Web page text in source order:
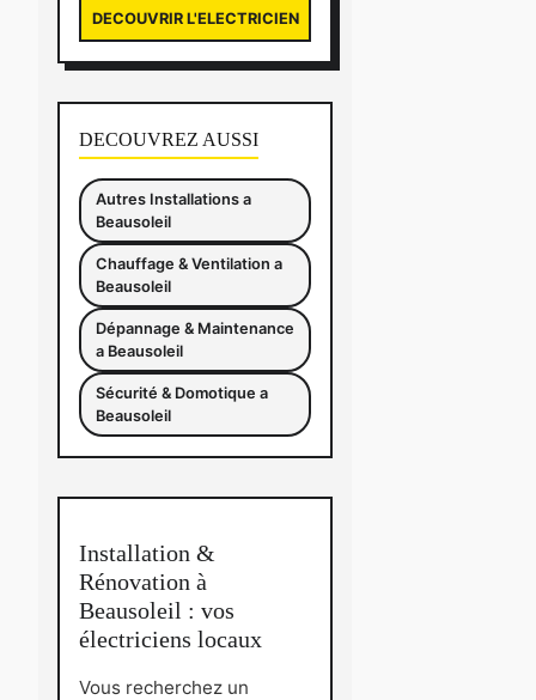
DECOUVRIR L'ELECTRICIEN
DECOUVREZ AUSSI
Autres Installations a
Beausoleil
Chauffage & Ventilation a
Beausoleil
Dépannage & Maintenance
a Beausoleil
Sécurité & Domotique a
Beausoleil
Installation &
Rénovation à
Beausoleil : vos
électriciens locaux
Vous recherchez un